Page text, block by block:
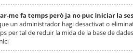
me fa temps però ja no puc iniciar la
un administrador hagi desactivat o
per tal de reduir la mida de la base de